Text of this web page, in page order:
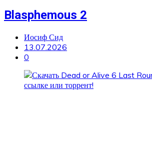
Blasphemous 2
Иосиф Сид
13.07.2026
0